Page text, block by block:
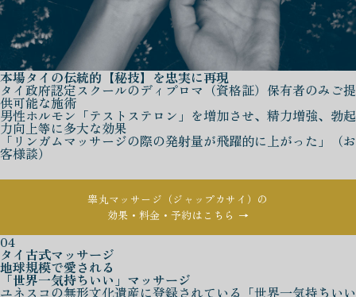
本場タイの伝統的【秘技】を忠実に再現
タイ政府認定スクールのディプロマ（資格証）保有者のみご提
供可能な施術
男性ホルモン「テストステロン」を増加させ、精力増強、勃起
力向上等に多大な効果
「リンガムマッサージの際の発射量が飛躍的に上がった」（お
客様談）
睾丸マッサージ（ジャップカサイ）の
効果・料金・予約はこちら →
04
タイ古式マッサージ
地球規模で愛される
「世界一気持ちいい」マッサージ
ユネスコの無形文化遺産に登録されている「世界一気持ちいい